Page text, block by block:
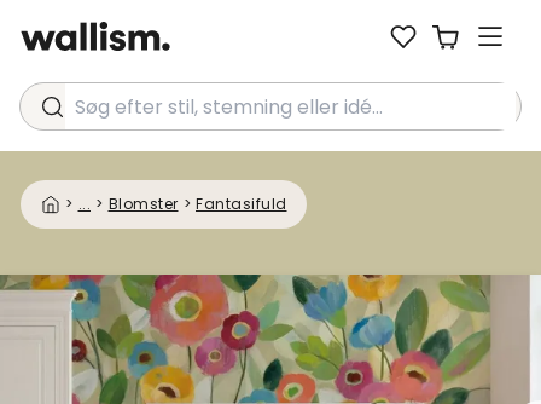
Søg efter stil, stemning eller idé...
> ... > Blomster > Fantasifuld